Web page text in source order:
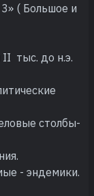
( Большое и
II тыс. до н.э.
столбы-
- эндемики.